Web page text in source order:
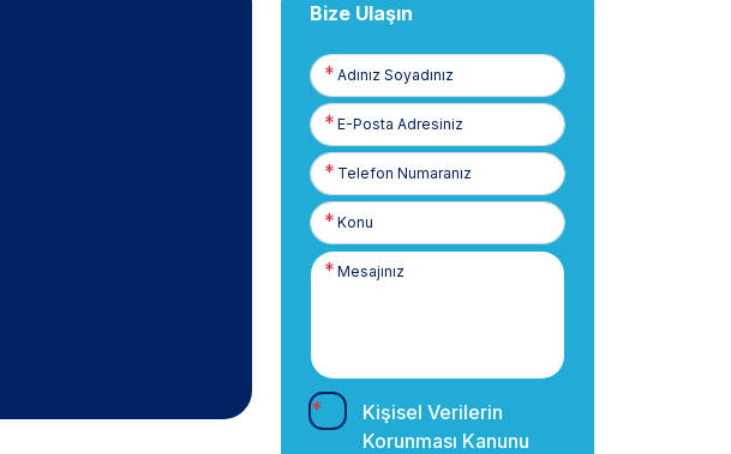
Bize Ulaşın
Adınız
Soyadınız
E-
Posta
Telefon
Numaranız
Kişisel Verilerin
Korunması Kanunu